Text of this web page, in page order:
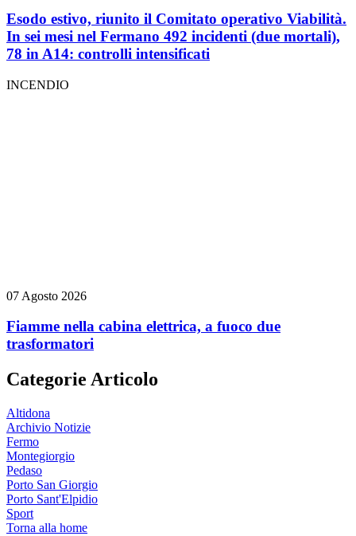
Esodo estivo, riunito il Comitato operativo Viabilità.
In sei mesi nel Fermano 492 incidenti (due mortali),
78 in A14: controlli intensificati
INCENDIO
07 Agosto 2026
Fiamme nella cabina elettrica, a fuoco due
trasformatori
Categorie Articolo
Altidona
Archivio Notizie
Fermo
Montegiorgio
Pedaso
Porto San Giorgio
Porto Sant'Elpidio
Sport
Torna alla home